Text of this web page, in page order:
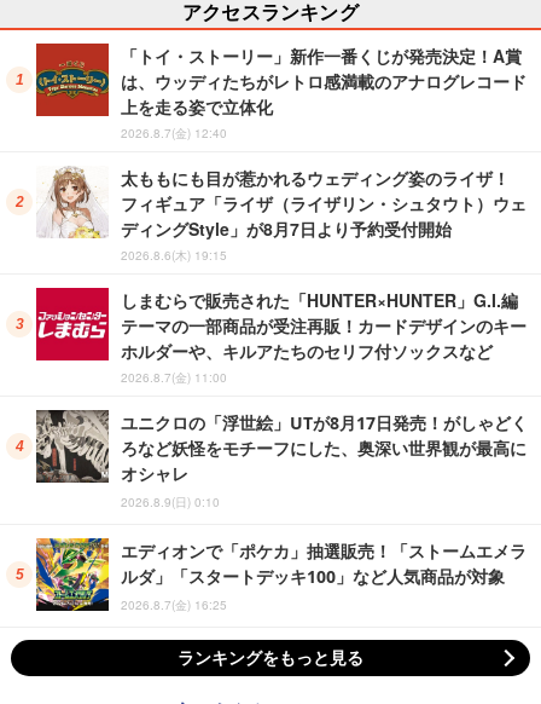
アクセスランキング
「トイ・ストーリー」新作一番くじが発売決定！A賞
は、ウッディたちがレトロ感満載のアナログレコード
上を走る姿で立体化
2026.8.7(金) 12:40
太ももにも目が惹かれるウェディング姿のライザ！
フィギュア「ライザ（ライザリン・シュタウト）ウェ
ディングStyle」が8月7日より予約受付開始
2026.8.6(木) 19:15
しまむらで販売された「HUNTER×HUNTER」G.I.編
テーマの一部商品が受注再販！カードデザインのキー
ホルダーや、キルアたちのセリフ付ソックスなど
2026.8.7(金) 11:00
ユニクロの「浮世絵」UTが8月17日発売！がしゃどく
ろなど妖怪をモチーフにした、奥深い世界観が最高に
オシャレ
2026.8.9(日) 0:10
エディオンで「ポケカ」抽選販売！「ストームエメラ
ルダ」「スタートデッキ100」など人気商品が対象
2026.8.7(金) 16:25
ランキングをもっと見る